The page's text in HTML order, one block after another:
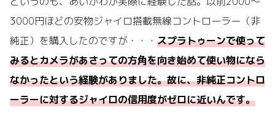
3000円ほどの安物ジャイロ搭載無線コントローラー（非
純正）を購入したのですが・・・ スプラトゥーンで使って
みるとカメラがあさっての方角を向き始めて使い物になら
なかったという経験がありました。故に、非純正コントロ
ーラーに対するジャイロの信用度がゼロに近いんです。